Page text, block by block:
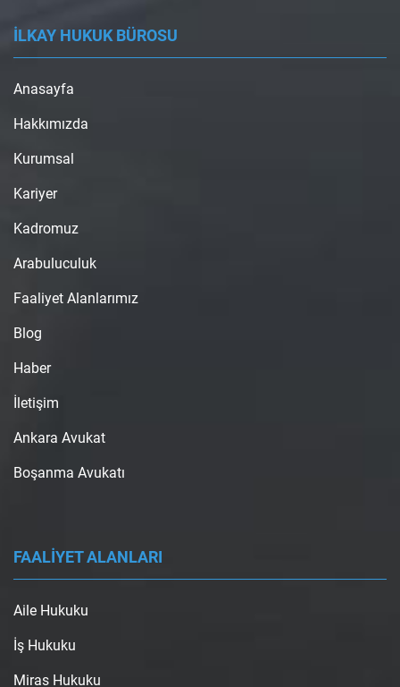
İLKAY HUKUK BÜROSU
Anasayfa
Hakkımızda
Kurumsal
Kariyer
Kadromuz
Arabuluculuk
Faaliyet Alanlarımız
Blog
Haber
İletişim
Ankara Avukat
Boşanma Avukatı
FAALİYET ALANLARI
Aile Hukuku
İş Hukuku
Miras Hukuku